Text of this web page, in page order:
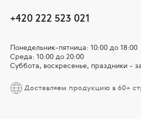
+420 222 523 021
Понедельник-пятница: 10:00 до 18:00
Среда: 10:00 до 20:00
Суббота, воскресенье, праздники -
Доставляем продукцию в 60+